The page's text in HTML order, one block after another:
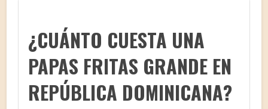
¿CUÁNTO CUESTA UNA
PAPAS FRITAS GRANDE EN
REPÚBLICA DOMINICANA?